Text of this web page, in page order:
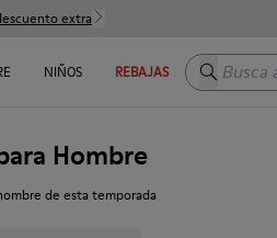
extra
NIÑOS REBAJAS Busca aquí
Hombre
de esta temporada